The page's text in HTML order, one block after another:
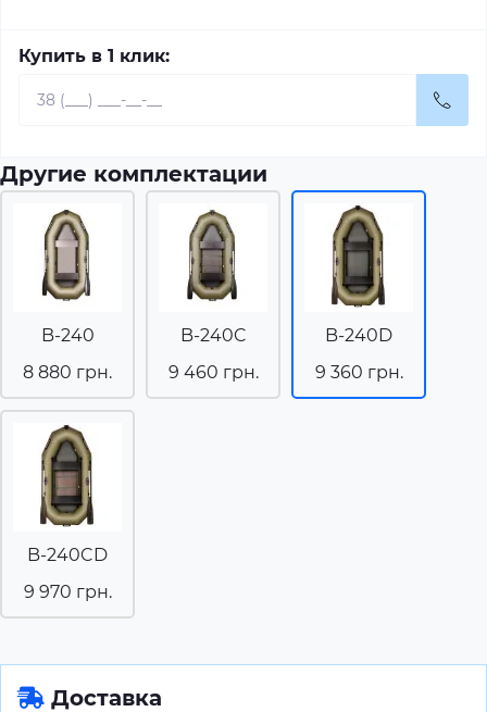
Купить в 1 клик:
Другие комплектации
B-240
8 880 грн.
B-240C
9 460 грн.
B-240D
9 360 грн.
B-240CD
9 970 грн.
Доставка